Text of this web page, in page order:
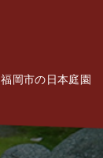
福岡市の日本庭園
Potal